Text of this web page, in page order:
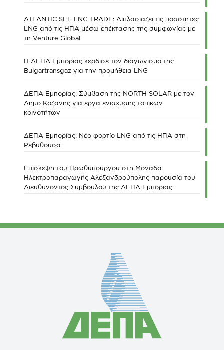
ATLANTIC SEE LNG TRADE: Διπλασιάζει τις ποσότητες
LNG από τις ΗΠΑ μέσω επέκτασης της συμφωνίας με
τη Venture Global
Η ΔΕΠΑ Εμπορίας κέρδισε τον διαγωνισμό της
Bulgartransgaz για την προμήθεια LNG
ΔΕΠΑ Εμπορίας: Σύμβαση της NORTH SOLAR με τον
Δήμο Κοζάνης για έργα ενίσχυσης τοπικών
κοινοτήτων
ΔΕΠΑ Εμπορίας: Νέο φορτίο LNG από τις ΗΠΑ στη
Ρεβυθούσα
Επίσκεψη του Πρωθυπουργού στη Μονάδα
Ηλεκτροπαραγωγής Αλεξανδρούπολης παρουσία του
Διευθύνοντος Συμβούλου της ΔΕΠΑ Εμπορίας